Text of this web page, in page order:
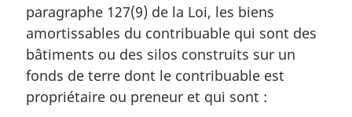
paragraphe 127(9) de la Loi, les biens
amortissables du contribuable qui sont des
bâtiments ou des silos construits sur un
fonds de terre dont le contribuable est
propriétaire ou preneur et qui sont :